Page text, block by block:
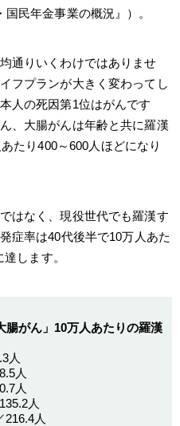
民年金事業の概況』）。
通りいくわけではありませ
フプランが大きく変わってし
人の死因第1位はがんです
、大腸がんは年齢と共に羅漢
たり400～600人ほどになり
はなく、現役世代でも羅漢す
症率は40代後半で10万人あた
します。
腸がん」10万人あたりの羅漢
人
人
人
人
216.4人